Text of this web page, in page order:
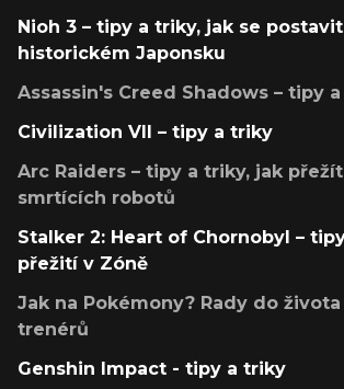
Nioh 3 – tipy a triky, jak se
historickém Japonsku
Assassin's Creed Shadows – tipy
Civilization VII – tipy a triky
Arc Raiders – tipy a triky, jak
smrtících robotů
Stalker 2: Heart of Chornobyl –
přežití v Zóně
Jak na Pokémony? Rady do
trenérů
Genshin Impact - tipy a triky